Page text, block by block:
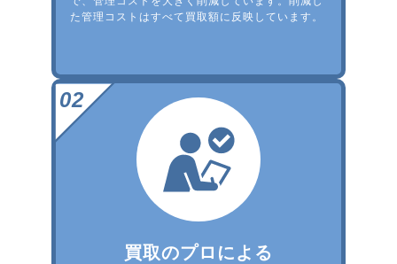
た管理コストはすべて買取額に反映しています。
買取のプロによる